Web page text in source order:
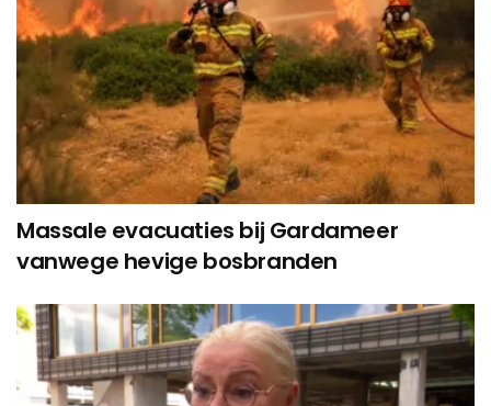
Massale evacuaties bij Gardameer
vanwege hevige bosbranden